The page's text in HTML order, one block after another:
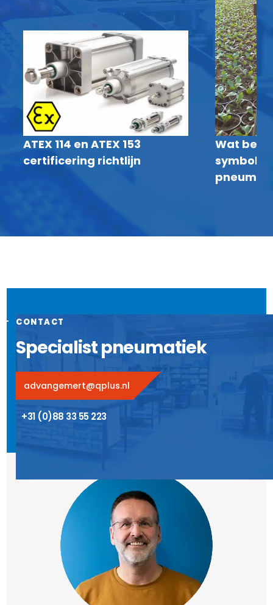
ATEX 114 en ATEX 153
certificering richtlijn
Wat
CONTACT
Specialist pneumatiek
advangemert@qplus.nl
+31 (0)88 33 55 223